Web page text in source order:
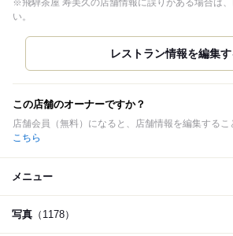
※飛騨茶屋 寿美久の店舗情報に誤りがある場合は
い。
この店舗のオーナーですか？
店舗会員（無料）になると、店舗情報を編集するこ
こちら
メニュー
写真 （1178）